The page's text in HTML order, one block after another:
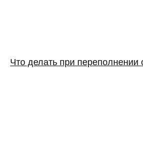
Что делать при переполнении